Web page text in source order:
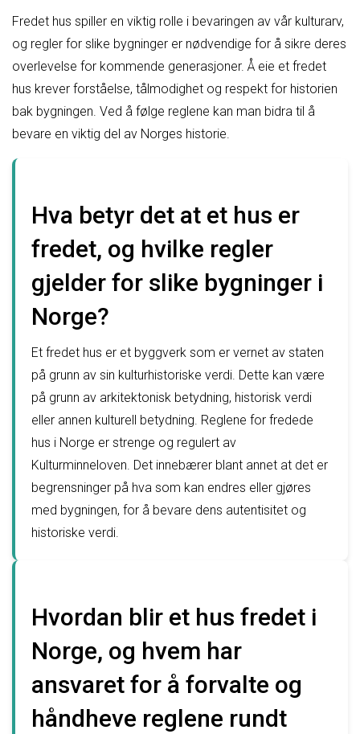
Fredet hus spiller en viktig rolle i bevaringen av vår kulturarv,
og regler for slike bygninger er nødvendige for å sikre deres
overlevelse for kommende generasjoner. Å eie et fredet
hus krever forståelse, tålmodighet og respekt for historien
bak bygningen. Ved å følge reglene kan man bidra til å
bevare en viktig del av Norges historie.
Hva betyr det at et hus er
fredet, og hvilke regler
gjelder for slike bygninger i
Norge?
Et fredet hus er et byggverk som er vernet av staten
på grunn av sin kulturhistoriske verdi. Dette kan være
på grunn av arkitektonisk betydning, historisk verdi
eller annen kulturell betydning. Reglene for fredede
hus i Norge er strenge og regulert av
Kulturminneloven. Det innebærer blant annet at det er
begrensninger på hva som kan endres eller gjøres
med bygningen, for å bevare dens autentisitet og
historiske verdi.
Hvordan blir et hus fredet i
Norge, og hvem har
ansvaret for å forvalte og
håndheve reglene rundt